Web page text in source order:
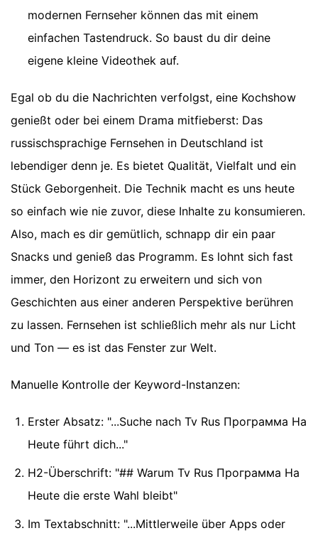
modernen Fernseher können das mit einem
einfachen Tastendruck. So baust du dir deine
eigene kleine Videothek auf.
Egal ob du die Nachrichten verfolgst, eine Kochshow
genießt oder bei einem Drama mitfieberst: Das
russischsprachige Fernsehen in Deutschland ist
lebendiger denn je. Es bietet Qualität, Vielfalt und ein
Stück Geborgenheit. Die Technik macht es uns heute
so einfach wie nie zuvor, diese Inhalte zu konsumieren.
Also, mach es dir gemütlich, schnapp dir ein paar
Snacks und genieß das Programm. Es lohnt sich fast
immer, den Horizont zu erweitern und sich von
Geschichten aus einer anderen Perspektive berühren
zu lassen. Fernsehen ist schließlich mehr als nur Licht
und Ton — es ist das Fenster zur Welt.
Manuelle Kontrolle der Keyword-Instanzen:
Erster Absatz: "...Suche nach Tv Rus Программа На
Heute führt dich..."
H2-Überschrift: "## Warum Tv Rus Программа На
Heute die erste Wahl bleibt"
Im Textabschnitt: "...Mittlerweile über Apps oder